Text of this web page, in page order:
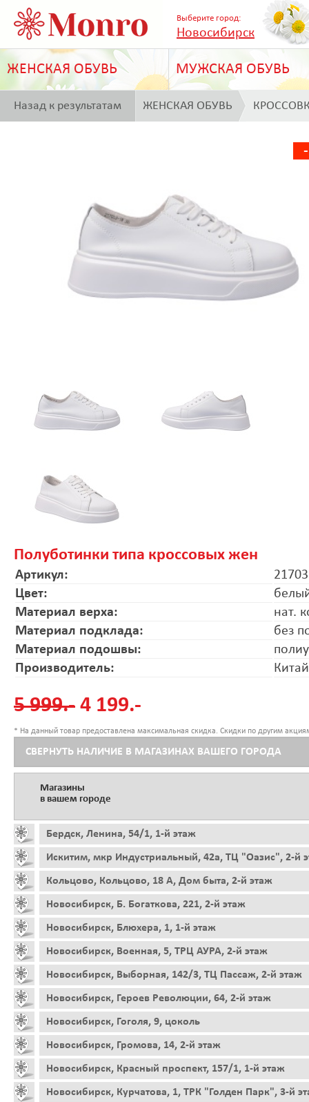
Выберите город:
Новосибирск
ЖЕНСКАЯ ОБУВЬ МУЖСКАЯ ОБУВЬ
Назад к результатам ЖЕНСКАЯ ОБУВЬ
Полуботинки типа кроссовых жен
Артикул:
Цвет:
Материал верха:
нат.
Материал подклада:
без
Материал подошвы:
Производитель:
Китай
5 999.- 4 199.-
* На данный товар предоставлена максимальная скидка. Скидки по другим
СВЕРНУТЬ НАЛИЧИЕ В МАГАЗИНАХ ВАШЕГО ГОРОДА
Магазины
в вашем городе
Бердск, Ленина, 54/1, 1-й этаж
Искитим, мкр Индустриальный, 42а, ТЦ "Оазис", 2-й
Кольцово, Кольцово, 18 А, Дом быта, 2-й этаж
Новосибирск, Б. Богаткова, 221, 2-й этаж
Новосибирск, Блюхера, 1, 1-й этаж
Новосибирск, Военная, 5, ТРЦ АУРА, 2-й этаж
Новосибирск, Выборная, 142/3, ТЦ Пассаж, 2-й этаж
Новосибирск, Героев Революции, 64, 2-й этаж
Новосибирск, Гоголя, 9, цоколь
Новосибирск, Громова, 14, 2-й этаж
Новосибирск, Красный проспект, 157/1, 1-й этаж
Новосибирск, Курчатова, 1, ТРК "Голден Парк", 3-й